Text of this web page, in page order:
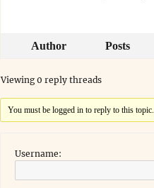
Author Posts
Viewing 0 reply threads
You must be logged in to reply to this topic.
Username: